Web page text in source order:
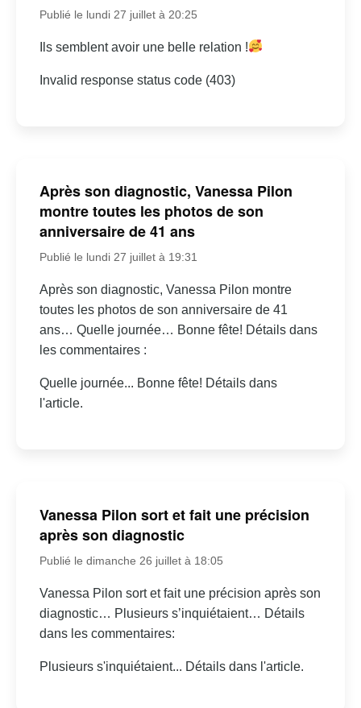
Publié le lundi 27 juillet à 20:25
Ils semblent avoir une belle relation !
Invalid response status code (403)
Après son diagnostic, Vanessa Pilon
montre toutes les photos de son
anniversaire de 41 ans
Publié le lundi 27 juillet à 19:31
Après son diagnostic, Vanessa Pilon montre
toutes les photos de son anniversaire de 41
ans… Quelle journée… Bonne fête! Détails dans
les commentaires :
Quelle journée... Bonne fête! Détails dans
l'article.
Vanessa Pilon sort et fait une précision
après son diagnostic
Publié le dimanche 26 juillet à 18:05
Vanessa Pilon sort et fait une précision après son
diagnostic… Plusieurs s’inquiétaient… Détails
dans les commentaires:
Plusieurs s'inquiétaient... Détails dans l'article.